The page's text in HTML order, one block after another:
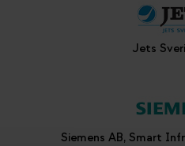
Jets
Siemens AB, Smart